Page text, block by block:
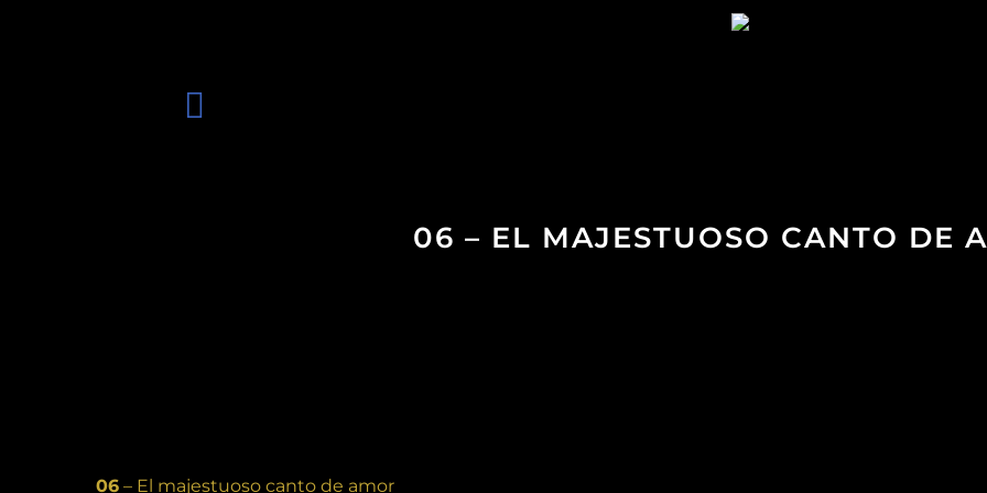
06 – EL MAJESTUOSO CANTO DE
06 – El majestuoso canto de amor